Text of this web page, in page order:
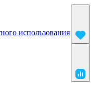
использования